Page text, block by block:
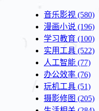
音乐影视 (580)
漫画小说 (196)
学习教育 (100)
实用工具 (522)
人工智能 (77)
办公效率 (76)
玩机工具 (51)
摄影修图 (205)